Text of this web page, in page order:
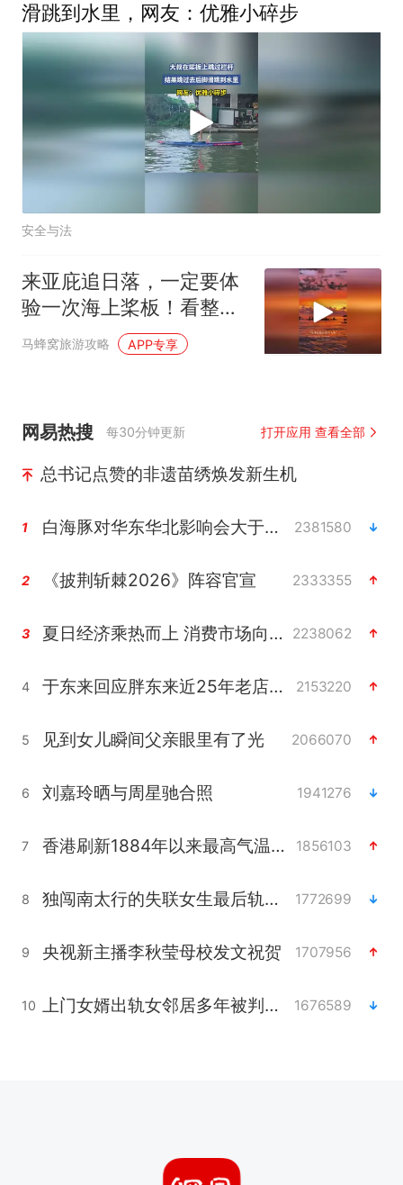
滑跳到水里，网友：优雅小碎步
安全与法
来亚庇追日落，一定要体
验一次海上桨板！看整片
海域变成橘子色！
马蜂窝旅游攻略 APP专享
网易热搜 每30分钟更新 打开应用 查看全部
总书记点赞的非遗苗绣焕发新生机
1 白海豚对华东华北影响会大于巴威 2381580
2 《披荆斩棘2026》阵容官宣 2333355
3 夏日经济乘热而上 消费市场向新而行 2238062
4 于东来回应胖东来近25年老店年底关闭 2153220
5 见到女儿瞬间父亲眼里有了光 2066070
6 刘嘉玲晒与周星驰合照 1941276
7 香港刷新1884年以来最高气温纪录 1856103
8 独闯南太行的失联女生最后轨迹已确认 1772699
9 央视新主播李秋莹母校发文祝贺 1707956
10 上门女婿出轨女邻居多年被判重婚罪 1676589